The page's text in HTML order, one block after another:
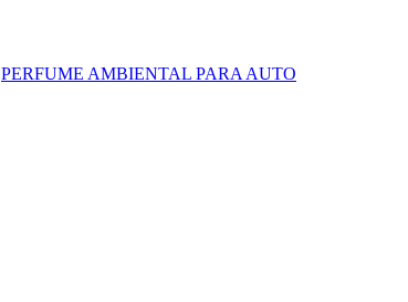
PERFUME AMBIENTAL PARA AUTO